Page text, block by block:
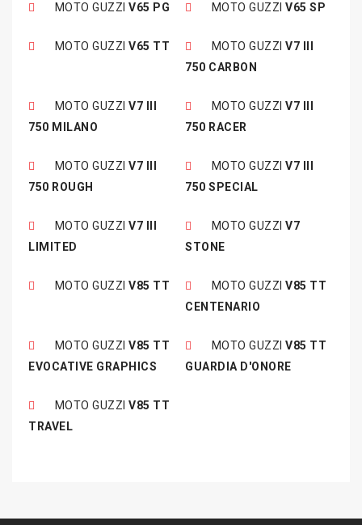
MOTO GUZZI V65 PG MOTO GUZZI V65 SP
MOTO GUZZI V65 TT MOTO GUZZI V7 III
750 CARBON
MOTO GUZZI V7 III
750 MILANO
MOTO GUZZI V7 III
750 RACER
MOTO GUZZI V7 III
750 ROUGH
MOTO GUZZI V7 III
750 SPECIAL
MOTO GUZZI V7 III
LIMITED
MOTO GUZZI V7
STONE
MOTO GUZZI V85 TT MOTO GUZZI V85 TT
CENTENARIO
MOTO GUZZI V85 TT
EVOCATIVE GRAPHICS
MOTO GUZZI V85 TT
GUARDIA D'ONORE
MOTO GUZZI V85 TT
TRAVEL